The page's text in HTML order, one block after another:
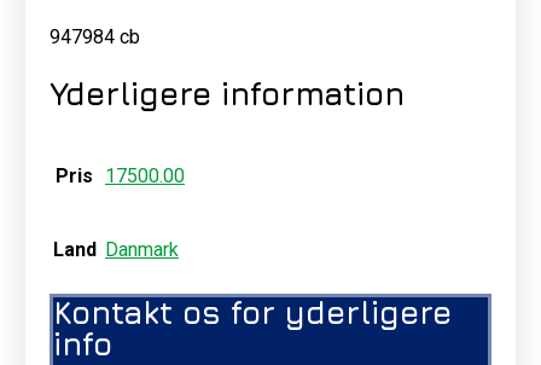
947984 cb
Yderligere information
Pris 17500.00
Land Danmark
Kontakt os for yderligere
info